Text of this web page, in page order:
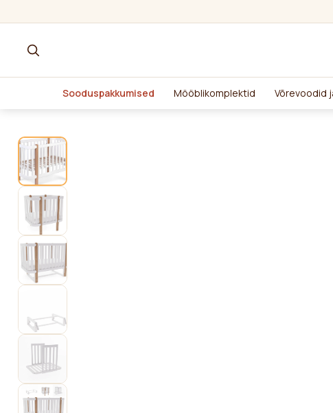
Sooduspakkumised Mööblikomplektid Võrevoodid